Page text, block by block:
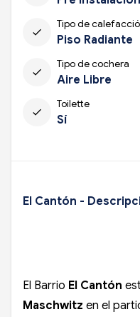
check
Tipo de
Piso Radiante
check
Tipo de cochera
Aire Libre
check
Toilette
Sí
El Cantón -
El Barrio El Cantón
Maschwitz en el